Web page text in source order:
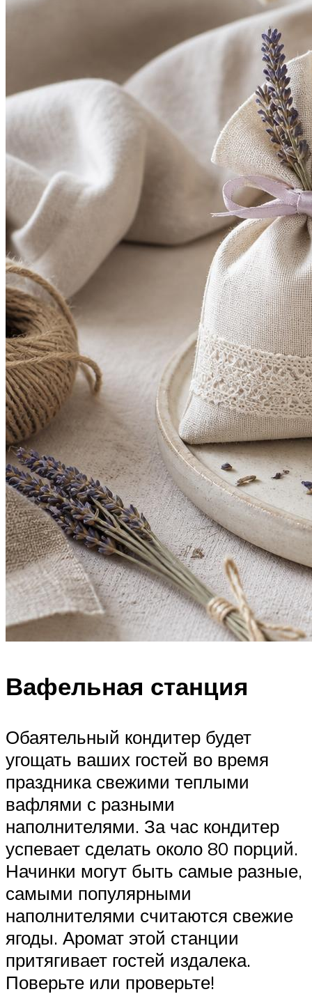
Вафельная станция
Обаятельный кондитер будет
угощать ваших гостей во время
праздника свежими теплыми
вафлями с разными
наполнителями. За час кондитер
успевает сделать около 80 порций.
Начинки могут быть самые разные,
самыми популярными
наполнителями считаются свежие
ягоды. Аромат этой станции
притягивает гостей издалека.
Поверьте или проверьте!